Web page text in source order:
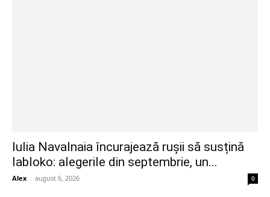
Iulia Navalnaia încurajează rușii să susțină
Iabloko: alegerile din septembrie, un...
Alex - august 6, 2026 0